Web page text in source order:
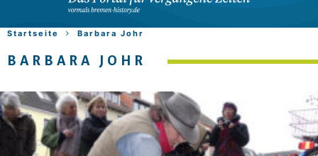
Startseite Barbara Johr
BARBARA JOHR